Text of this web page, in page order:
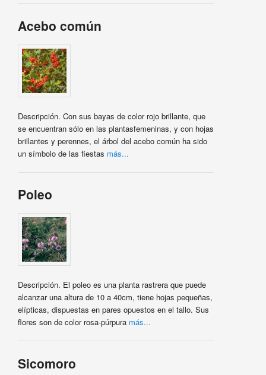
Acebo común
Descripción. Con sus bayas de color rojo brillante, que
se encuentran sólo en las plantasfemeninas, y con hojas
brillantes y perennes, el árbol del acebo común ha sido
un símbolo de las fiestas más...
Poleo
Descripción. El poleo es una planta rastrera que puede
alcanzar una altura de 10 a 40cm, tiene hojas pequeñas,
elípticas, dispuestas en pares opuestos en el tallo. Sus
flores son de color rosa-púrpura más...
Sicomoro